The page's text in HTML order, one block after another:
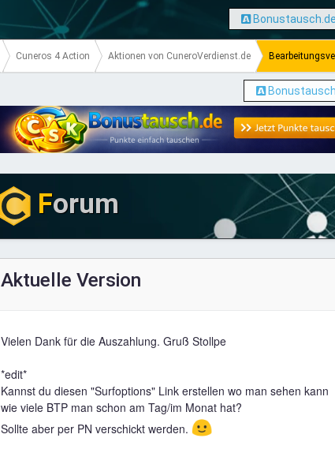
Cuneros 4 Action Aktionen von CuneroVerdienst.de
Forum
Aktuelle Version
Vielen Dank für die Auszahlung. Gruß Stollpe
*edit*
Kannst du diesen "Surfoptions" Link erstellen wo man sehen kann
wie viele BTP man schon am Tag/im Monat hat?
Sollte aber per PN verschickt werden. 🙂